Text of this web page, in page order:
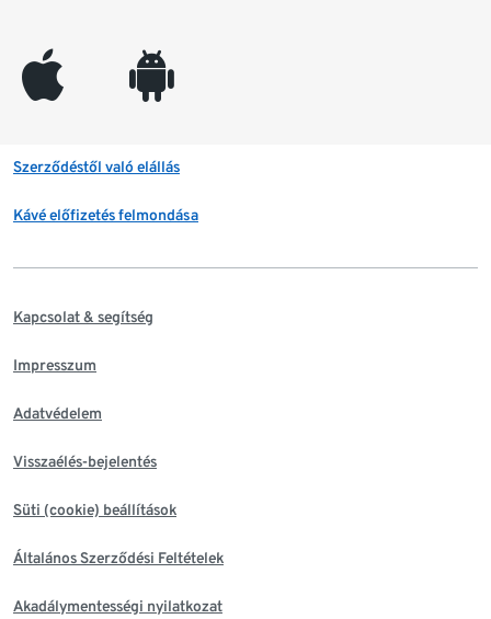
appleinc android
Szerződéstől való elállás
Kávé előfizetés felmondása
Kapcsolat & segítség
Impresszum
Adatvédelem
Visszaélés-bejelentés
Süti (cookie) beállítások
Általános Szerződési Feltételek
Akadálymentességi nyilatkozat